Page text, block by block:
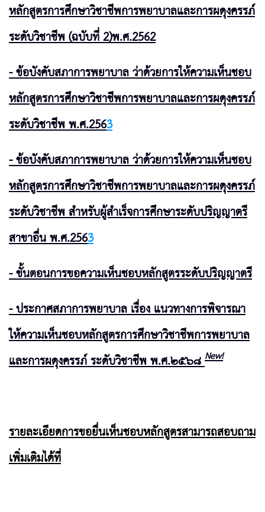
หลักสูตรการศึกษาวิชาชีพการพยาบาลและการผดุงครรภ์
ระดับวิชาชีพ (ฉบับที่ 2)พ.ศ.2562
- ข้อบังคับสภาการพยาบาล ว่าด้วยการให้ความเห็นชอบ
หลักสูตรการศึกษาวิชาชีพการพยาบาลและการผดุงครรภ์
ระดับวิชาชีพ พ.ศ.2563
- ข้อบังคับสภาการพยาบาล ว่าด้วยการให้ความเห็นชอบ
หลักสูตรการศึกษาวิชาชีพการพยาบาลและการผดุงครรภ์
ระดับวิชาชีพ สำหรับผู้สำเร็จการศึกษาระดับปริญญาตรี
สาขาอื่น พ.ศ.2563
- ขั้นตอนการขอความเห็นชอบหลักสูตรระดับปริญญาตรี
- ประกาศสภาการพยาบาล เรื่อง แนวทางการพิจารณา
ให้ความเห็นชอบหลักสูตรการศึกษาวิชาชีพการพยาบาล
และการผดุงครรภ์ ระดับวิชาชีพ พ.ศ.๒๕๖๘ New!
รายละเอียดการขอยื่นเห็นชอบหลักสูตรสามารถสอบถาม
เพิ่มเติมได้ที่